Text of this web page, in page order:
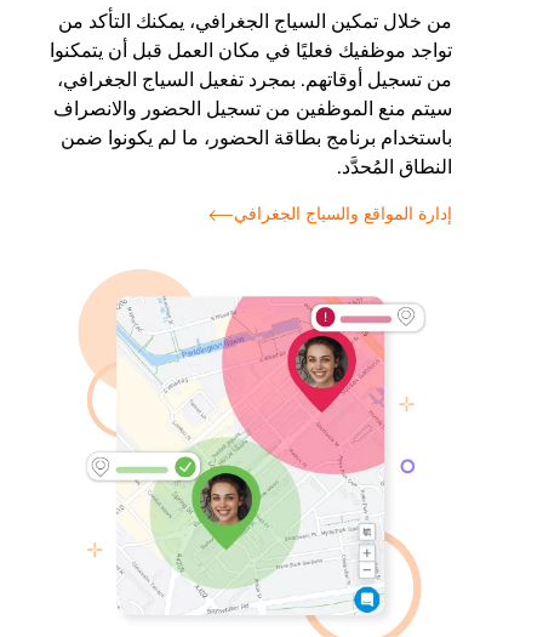
من خلال تمكين السياج الجغرافي، يمكنك التأكد من
تواجد موظفيك فعليًا في مكان العمل قبل أن يتمكنوا
من تسجيل أوقاتهم. بمجرد تفعيل السياج الجغرافي،
سيتم منع الموظفين من تسجيل الحضور والانصراف
باستخدام برنامج بطاقة الحضور، ما لم يكونوا ضمن
النطاق المُحدَّد.
إدارة المواقع والسياج الجغرافي